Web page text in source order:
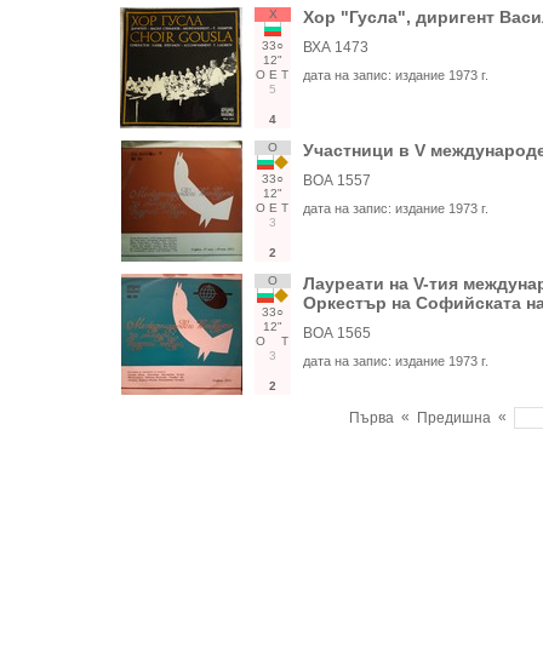
Х
33○
12"
О Е Т
5
4
Хор "Гусла", диригент
ВХА 1473
дата на запис: издание 1973 г.
О
33○
12"
О Е Т
3
2
Участници в V
ВОА 1557
дата на запис: издание 1973 г.
О
33○
12"
О
Т
3
2
Лауреати на V-тия
Оркестър на Софийската
ВОА 1565
дата на запис: издание 1973 г.
Първа « Предишна «